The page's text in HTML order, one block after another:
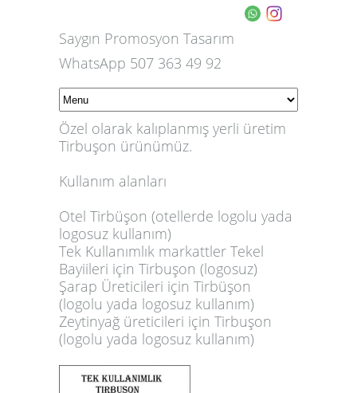
Saygın Promosyon Tasarım
WhatsApp 507 363 49 92
Özel olarak kalıplanmış yerli üretim
Tirbuşon ürünümüz.
Kullanım alanları
Otel Tirbüşon (otellerde logolu yada
logosuz kullanım)
Tek Kullanımlık markattler Tekel
Bayiileri için Tirbuşon (logosuz)
Şarap Üreticileri için Tirbüşon
(logolu yada logosuz kullanım)
Zeytinyağ üreticileri için Tirbuşon
(logolu yada logosuz kullanım)